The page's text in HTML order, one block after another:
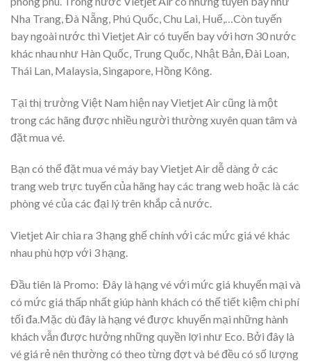
Nha Trang, Đà Nẵng, Phú Quốc, Chu Lai, Huế,…Còn tuyến
bay ngoài nước thì Vietjet Air có tuyến bay với hơn 30 nước
khác nhau như Hàn Quốc, Trung Quốc, Nhật Bản, Đài Loan,
Thái Lan, Malaysia, Singapore, Hồng Kông.
Tại thị trường Việt Nam hiện nay Vietjet Air cũng là một
trong các hãng được nhiều người thường xuyên quan tâm và
đặt mua vé.
Bạn có thể đặt mua vé máy bay Vietjet Air dễ dàng ở các
trang web trực tuyến của hãng hay các trang web hoặc là các
phòng vé của các đại lý trên khắp cả nước.
Vietjet Air chia ra 3 hạng ghế chính với các mức giá vé khác
nhau phù hợp với 3 hạng.
Đầu tiên là Promo: Đây là hạng vé với mức giá khuyến mại và
có mức giá thấp nhất giúp hành khách có thể tiết kiệm chi phí
tối đa.Mặc dù đây là hạng vé được khuyến mại những hành
khách vẫn được hưởng những quyền lợi như Eco. Bởi đây là
vé giá rẻ nên thường có theo từng đợt và bé đều có số lượng